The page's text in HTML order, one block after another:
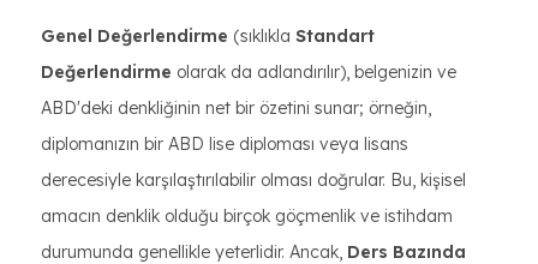
Genel Değerlendirme (sıklıkla Standart
Değerlendirme olarak da adlandırılır), belgenizin ve
ABD'deki denkliğinin net bir özetini sunar; örneğin,
diplomanızın bir ABD lise diploması veya lisans
derecesiyle karşılaştırılabilir olması doğrular. Bu, kişisel
amacın denklik olduğu birçok göçmenlik ve istihdam
durumunda genellikle yeterlidir. Ancak, Ders Bazında